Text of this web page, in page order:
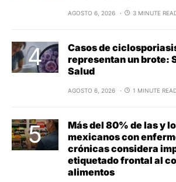
AGOSTO 6, 2026 3 MINUTE
Casos de
representan un brote:
Salud
AGOSTO 6, 2026 1 MINUTE
Más del 80% de las y
mexicanos con
crónicas considera
etiquetado frontal al
alimentos